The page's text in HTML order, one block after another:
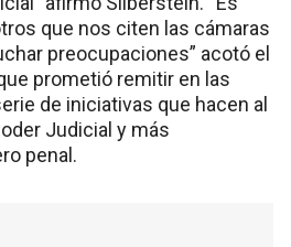
que nos citen las cámaras
preocupaciones” acotó el
prometió remitir en las
de iniciativas que hacen al
Judicial y más
penal.